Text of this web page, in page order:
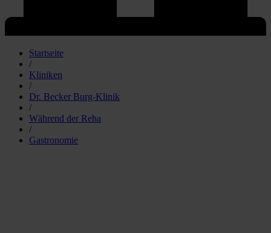
Startseite
/
Kliniken
/
Dr. Becker Burg-Klinik
/
Während der Reha
/
Gastronomie